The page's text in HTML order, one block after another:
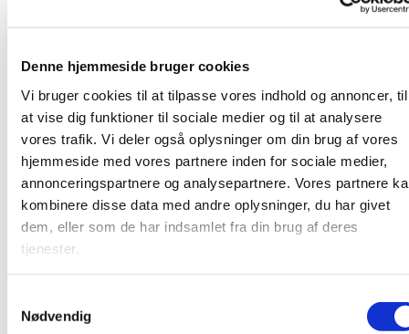
Denne hjemmeside bruger cookies
Vi bruger cookies til at tilpasse vores indhold og annoncer, til
at vise dig funktioner til sociale medier og til at analysere
vores trafik. Vi deler også oplysninger om din brug af vores
hjemmeside med vores partnere inden for sociale medier,
annonceringspartnere og analysepartnere. Vores partnere
kombinere disse data med andre oplysninger, du har givet
dem, eller som de har indsamlet fra din brug af deres
tjenester.
Nødvendig
Tirsdag 11. august 2026, kl. 16:30
Kom og vær med til at bede for kirken, for samfundet og
alt, hvad vi finder tilskyndelse til - i et lille fællesskab. Vi
mødes i pejsestuen.
Du vil måske også kunne lide...